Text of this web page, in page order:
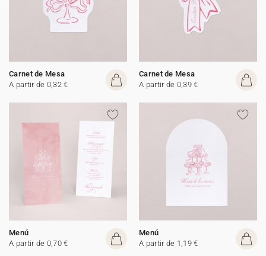
Carnet de Mesa
A partir de 0,32 €
Carnet de Mesa
A partir de 0,39 €
Menú
A partir de 0,70 €
Menú
A partir de 1,19 €